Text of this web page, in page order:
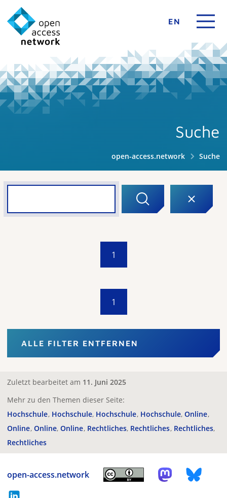
EN
Suche
open-access.network Suche
1
1
ALLE FILTER ENTFERNEN
Zuletzt bearbeitet am 11. Juni 2025
Mehr zu den Themen dieser Seite:
Hochschule Hochschule Hochschule Hochschule Online
Online Online Online Rechtliches Rechtliches Rechtliches
Rechtliches
open-access.network